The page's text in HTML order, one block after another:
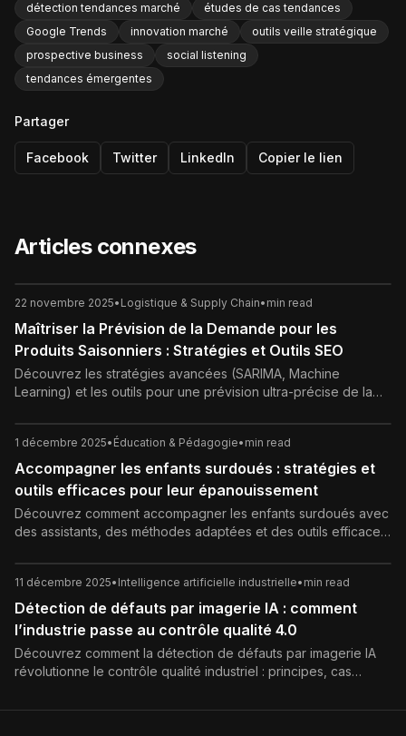
détection tendances marché
études de cas tendances
Google Trends
innovation marché
outils veille stratégique
prospective business
social listening
tendances émergentes
Partager
Facebook Twitter LinkedIn Copier le lien
Articles connexes
22 novembre 2025• Logistique & Supply Chain• min read
Maîtriser la Prévision de la Demande pour les
Produits Saisonniers : Stratégies et Outils SEO
Découvrez les stratégies avancées (SARIMA, Machine
Learning) et les outils pour une prévision ultra-précise de la
optimiser vos stocks et votre S&OP.
1 décembre 2025• Éducation & Pédagogie• min read
Accompagner les enfants surdoués : stratégies et
outils efficaces pour leur épanouissement
Découvrez comment accompagner les enfants surdoués avec
des assistants, des méthodes adaptées et des outils efficaces
11 décembre 2025• Intelligence artificielle industrielle• min read
Détection de défauts par imagerie IA : comment
l’industrie passe au contrôle qualité 4.0
Découvrez comment la détection de défauts par imagerie IA
révolutionne le contrôle qualité industriel : principes, cas
pratiques pour réussir votre projet d’inspection visuelle